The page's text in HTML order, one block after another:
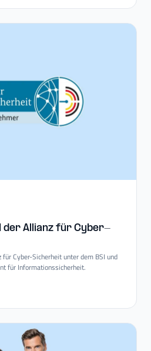
der Allianz für Cyber-​
Cyber-Sicherheit unter dem BSI und
für Informationssicherheit.